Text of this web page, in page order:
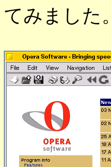
てみました。